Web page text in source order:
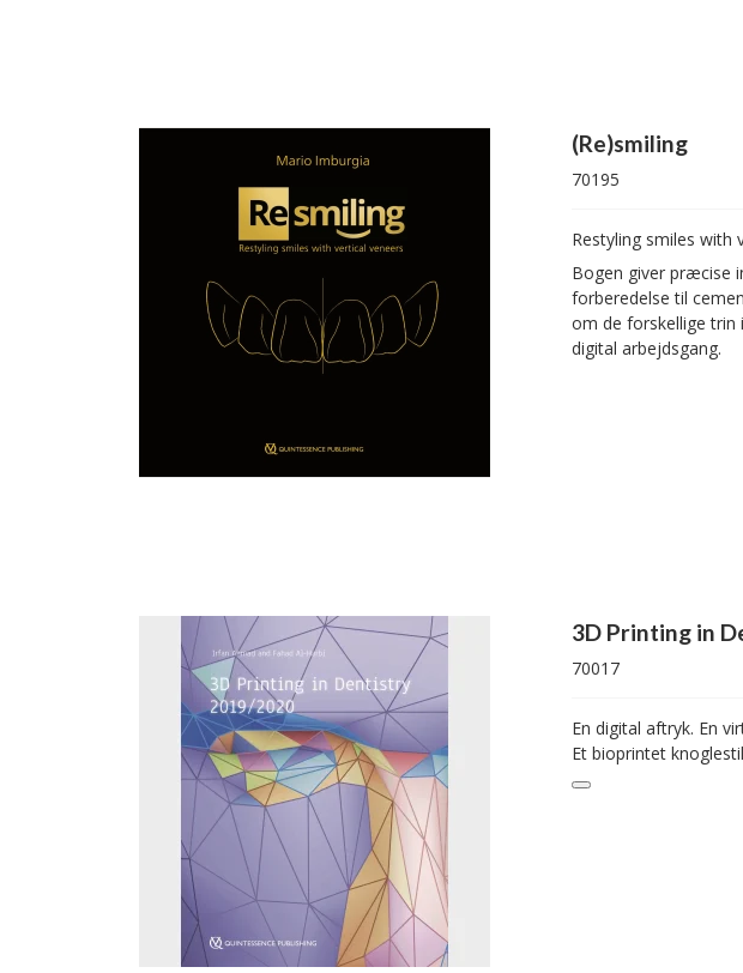
(Re)smiling
70195
Restyling smiles with
Bogen giver præcise
forberedelse til
om de forskellige trin
digital arbejdsgang.
3D Printing in
70017
En digital aftryk. En
Et bioprintet